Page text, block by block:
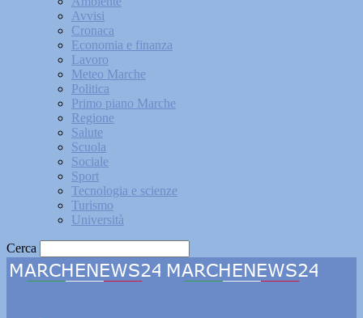
Avvisi
Cronaca
Economia e finanza
Lavoro
Meteo Marche
Politica
Primo piano Marche
Regione
Salute
Scuola
Sociale
Sport
Tecnologia e scienze
Turismo
Università
Cerca